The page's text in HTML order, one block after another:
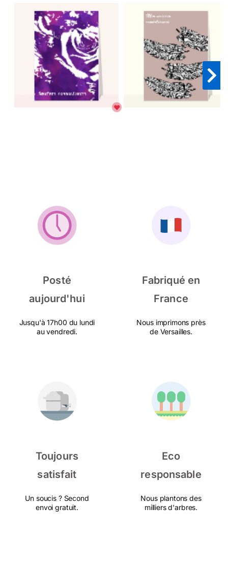
Posté
aujourd'hui
Jusqu'à 17h00 du lundi
au vendredi.
Fabriqué en
France
Nous imprimons près
de Versailles.
Toujours
satisfait
Un soucis ? Second
envoi gratuit.
Eco
responsable
Nous plantons des
milliers d'arbres.